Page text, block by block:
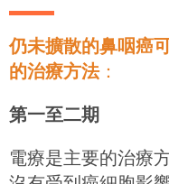
仍未擴散的鼻咽癌
的治療方法：
第一至二期
電療是主要的治療